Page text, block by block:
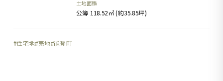
土地面積
公簿 118.52㎡ (約35.85坪)
住宅地 売地 能登町